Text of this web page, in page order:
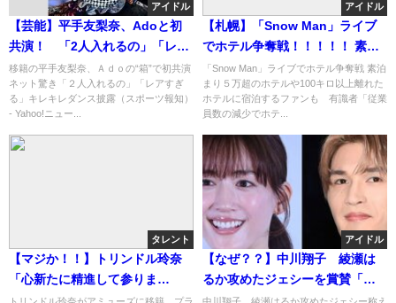
アイドル
【芸能】平手友梨奈、Adoと初
共演！ 「2人入れるの」「レア
すぎる」キレキレダンス披露
『唱』パフォーマンス
移籍の平手友梨奈、Ａｄｏの“箱”で初共演
ネット驚き「２人入れるの」「レアすぎ
る」キレキレダンス披露（スポーツ報知）
- Yahoo!ニュー...
アイドル
【札幌】「Snow Man」ライブ
でホテル争奪戦！！！！！ 素泊
まり５万超のホテルや100キロ以
上離れたホテルも・・・
「Snow Man」ライブでホテル争奪戦 素泊
まり５万超のホテルや100キロ以上離れた
ホテルに宿泊するファンも 有識者「従業
員数の減少でホテ...
タレント
【マジか！！】トリンドル玲奈
「心新たに精進して参りま
す」・・・
アイドル
【なぜ？？】中川翔子 綾瀬は
るか攻めたジェシーを賞賛「大
女優にガンガンいったとしたら